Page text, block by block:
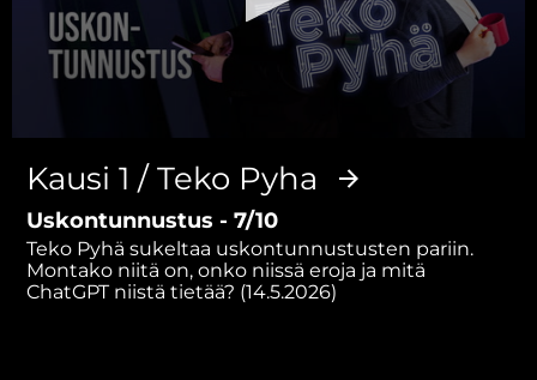
seconds
minutes,
38
seconds
Kausi 1 / Teko Pyha
Uskontunnustus - 7/10
Teko Pyhä sukeltaa uskontunnustusten pariin.
Montako niitä on, onko niissä eroja ja mitä
ChatGPT niistä tietää? (14.5.2026)